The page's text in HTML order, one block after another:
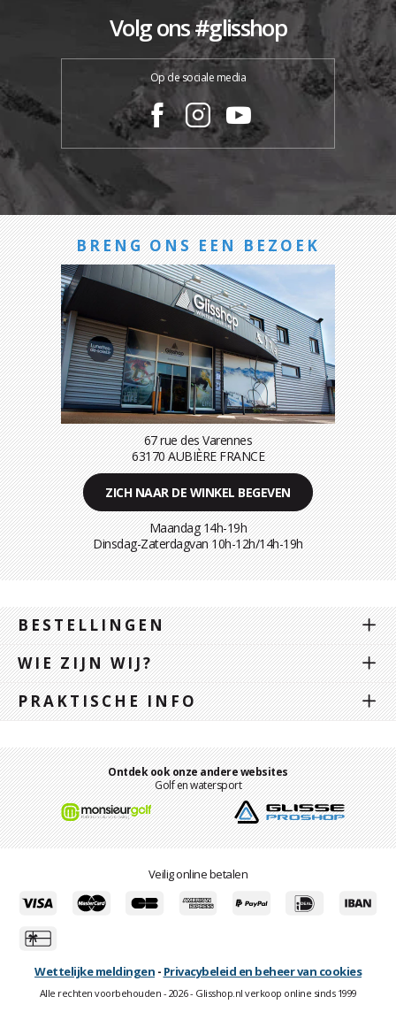
Volg ons #glisshop
Op de sociale media
BRENG ONS EEN BEZOEK
67 rue des Varennes
63170 AUBIÈRE FRANCE
ZICH NAAR DE WINKEL BEGEVEN
Maandag 14h-19h
Dinsdag-Zaterdagvan 10h-12h/14h-19h
BESTELLINGEN
WIE ZIJN WIJ?
PRAKTISCHE INFO
Ontdek ook onze andere websites
Golf en watersport
Veilig online betalen
Wettelijke meldingen - Privacybeleid en beheer van cookies
Alle rechten voorbehouden - 2026 - Glisshop.nl verkoop online sinds 1999